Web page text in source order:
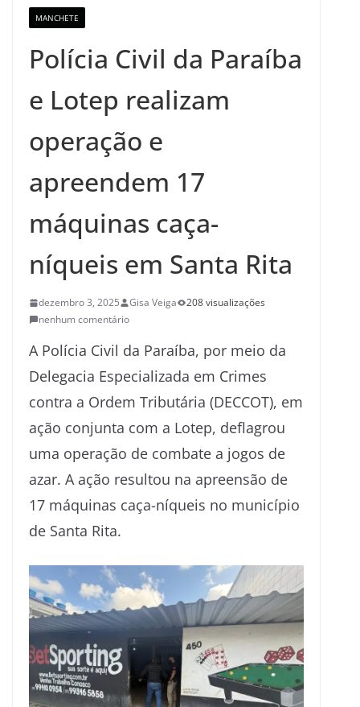
MANCHETE
Polícia Civil da Paraíba
e Lotep realizam
operação e
apreendem 17
máquinas caça-
níqueis em Santa Rita
dezembro 3, 2025 Gisa Veiga
208 visualizações
nenhum comentário
A Polícia Civil da Paraíba, por meio da
Delegacia Especializada em Crimes
contra a Ordem Tributária (DECCOT), em
ação conjunta com a Lotep, deflagrou
uma operação de combate a jogos de
azar. A ação resultou na apreensão de
17 máquinas caça-níqueis no município
de Santa Rita.